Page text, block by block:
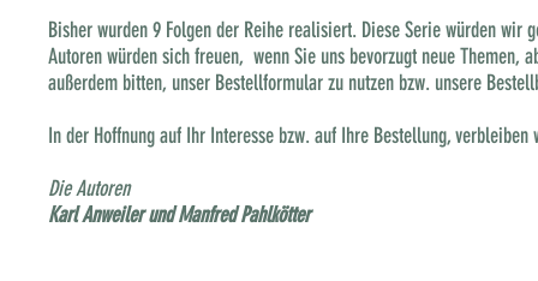
Bisher wurden 9 Folgen der Reihe realisiert. Diese Serie würden wir
Autoren würden sich freuen, wenn Sie uns bevorzugt neue Themen,
außerdem bitten, unser Bestellformular zu nutzen bzw. unsere
In der Hoffnung auf Ihr Interesse bzw. auf Ihre Bestellung,
Die Autoren
Karl Anweiler und Manfred Pahlkötter